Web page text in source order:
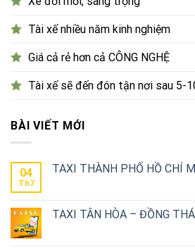
Tài xế nhiều năm kinh nghiệm
Giá cả rẻ hơn cả CÔNG NGHỆ
Tài xế sẽ đến đón tận nơi sau 5-
BÀI VIẾT MỚI
04
Th7
TAXI THÀNH PHỐ HỒ CHÍ
TAXI TÂN HÒA – ĐỒNG